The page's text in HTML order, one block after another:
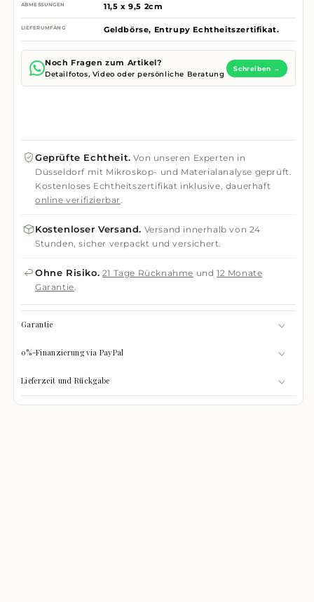
ABMESSUNGEN 11,5 x 9,5 2cm
LIEFERUMFANG Geldbörse, Entrupy Echtheitszertifikat.
Noch Fragen zum Artikel?
Detailfotos, Video oder persönliche Beratung
Schreiben →
Geprüfte Echtheit. Von unseren Experten in
Düsseldorf mit Mikroskop- und Materialanalyse geprüft.
Kostenloses Echtheitszertifikat inklusive, dauerhaft
online verifizierbar.
Kostenloser Versand. Versand innerhalb von 24
Stunden, sicher verpackt und versichert.
Ohne Risiko. 21 Tage Rücknahme und12 Monate
Garantie.
Garantie
0%-Finanzierung via PayPal
Lieferzeit und Rückgabe